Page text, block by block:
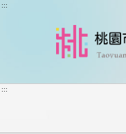
跳到主要內容
:::
:::